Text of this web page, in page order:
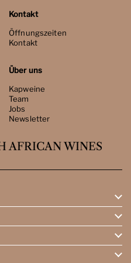
Kontakt
Öffnungszeiten
Kontakt
Über uns
Kapweine
Team
Jobs
Newsletter
AFRICAN WINES